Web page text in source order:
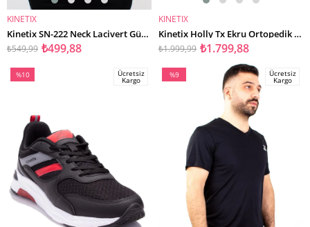
SEPETE EKLE
KINETIX
Kinetix SN-222 Neck Lacivert Günlük Erkek V Yaka Tişört
₺499,88
₺549,99
SEPETE EKLE
KINETIX
Kinetix Holly Tx Ekru Ortopedik Günlük Kadın Spor Ayakkabı
₺1.799,88
₺1.999,99
%10
Ücretsiz
Kargo
%9
Ücretsiz
Kargo